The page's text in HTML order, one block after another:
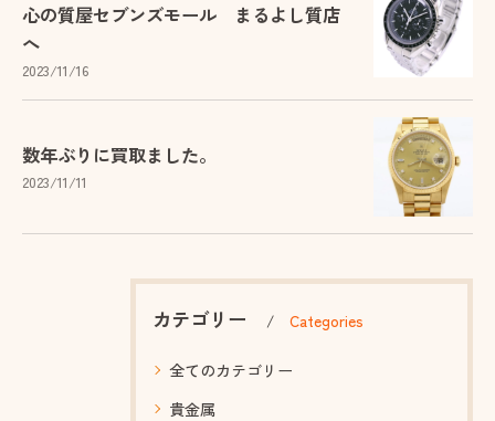
心の質屋セブンズモール まるよし質店
へ
2023/11/16
数年ぶりに買取ました。
2023/11/11
カテゴリー Categories
全てのカテゴリー
貴金属